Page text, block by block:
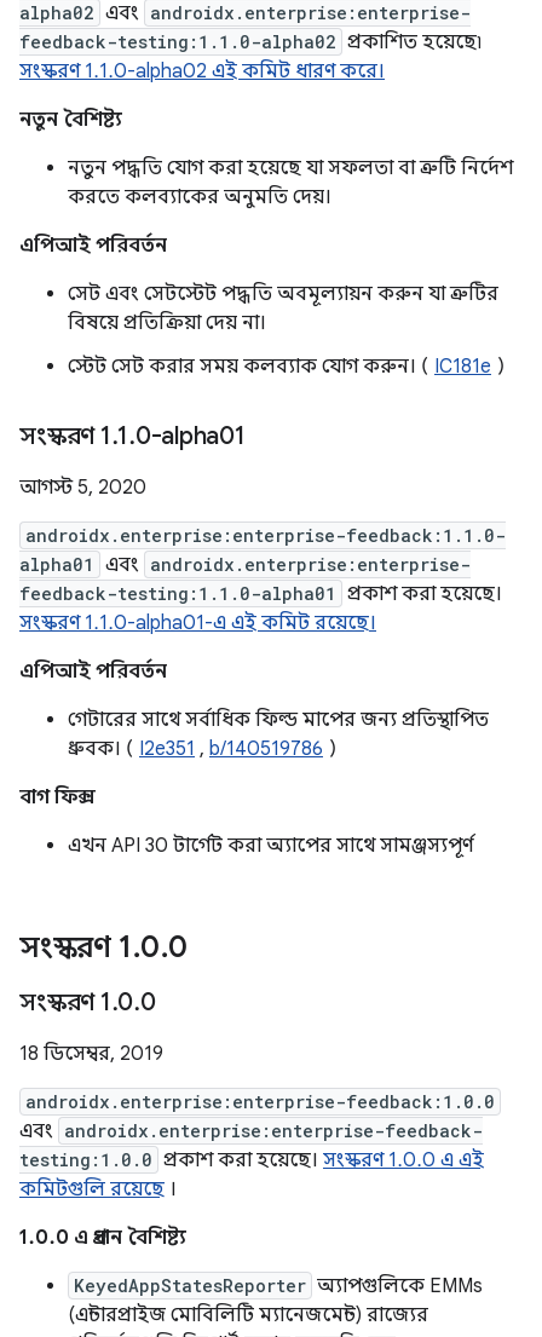
alpha02 এবং androidx.enterprise:enterprise-
feedback-testing:1.1.0-alpha02 প্রকাশিত হয়েছে৷
সংস্করণ 1.1.0-alpha02 এই কমিট ধারণ করে।
নতুন বৈশিষ্ট্য
নতুন পদ্ধতি যোগ করা হয়েছে যা সফলতা বা ত্রুটি নির্দেশ
করতে কলব্যাকের অনুমতি দেয়।
এপিআই পরিবর্তন
সেট এবং সেটস্টেট পদ্ধতি অবমূল্যায়ন করুন যা ত্রুটির
বিষয়ে প্রতিক্রিয়া দেয় না।
স্টেট সেট করার সময় কলব্যাক যোগ করুন। ( IC181e )
সংস্করণ 1.1.0-alpha01
আগস্ট 5, 2020
androidx.enterprise:enterprise-feedback:1.1.0-
alpha01
এবং androidx.enterprise:enterprise-
feedback-testing:1.1.0-alpha01
প্রকাশ করা হয়েছে।
সংস্করণ 1.1.0-alpha01-এ এই কমিট রয়েছে।
এপিআই পরিবর্তন
গেটারের সাথে সর্বাধিক ফিল্ড মাপের জন্য প্রতিস্থাপিত
ধ্রুবক। ( I2e351 , b/140519786 )
বাগ ফিক্স
এখন API 30 টার্গেট করা অ্যাপের সাথে সামঞ্জস্যপূর্ণ
সংস্করণ 1.0.0
সংস্করণ 1.0.0
18 ডিসেম্বর, 2019
androidx.enterprise:enterprise-feedback:1.0.0
এবং androidx.enterprise:enterprise-feedback-
testing:1.0.0 প্রকাশ করা হয়েছে। সংস্করণ 1.0.0 এ এই
কমিটগুলি রয়েছে ।
1.0.0 এ প্রধান বৈশিষ্ট্য
KeyedAppStatesReporter অ্যাপগুলিকে EMMs
(এন্টারপ্রাইজ মোবিলিটি ম্যানেজমেন্ট) রাজ্যের